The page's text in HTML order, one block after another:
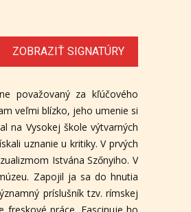
ZOBRAZIŤ SIGNATÚRY
považovaný za kľúčového
veľmi blízko, jeho umenie si
na Vysokej škole výtvarných
uznanie u kritiky. V prvých
Istvána Szőnyiho. V
Zapojil ja sa do hnutia
príslušník tzv. rímskej